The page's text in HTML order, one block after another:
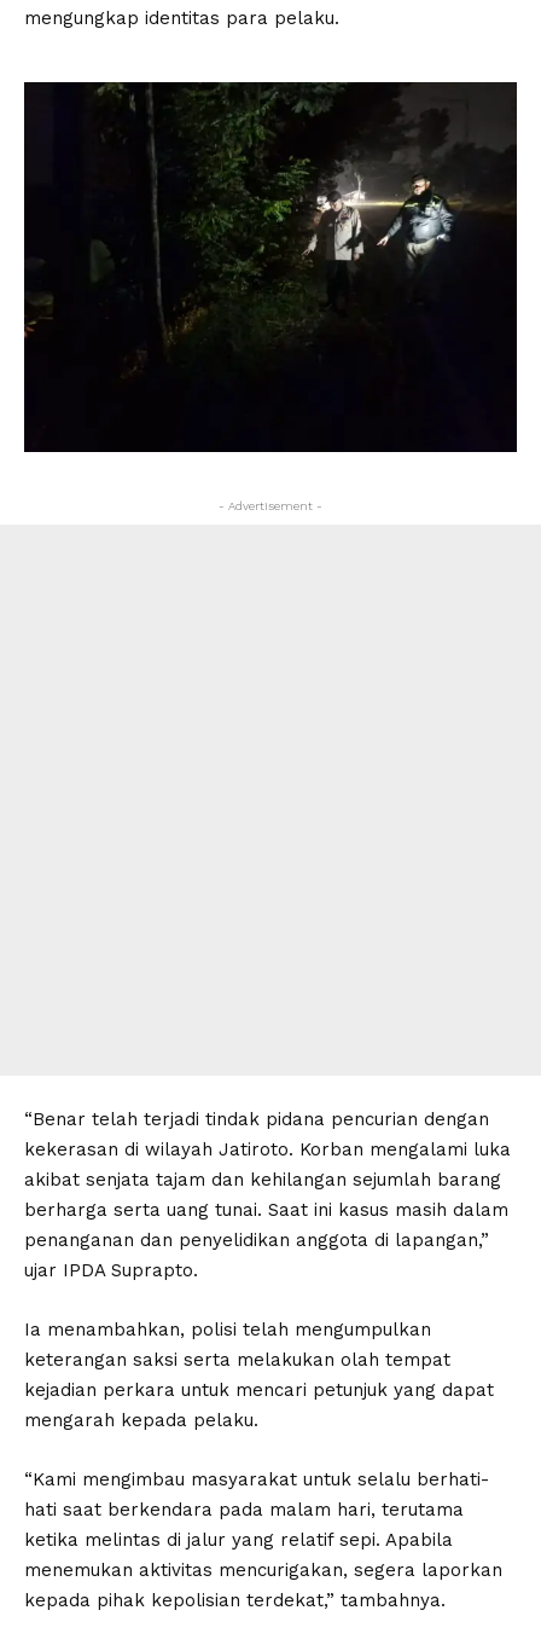
mengungkap identitas para pelaku.
- Advertisement -
“Benar telah terjadi tindak pidana pencurian dengan
kekerasan di wilayah Jatiroto. Korban mengalami luka
akibat senjata tajam dan kehilangan sejumlah barang
berharga serta uang tunai. Saat ini kasus masih dalam
penanganan dan penyelidikan anggota di lapangan,”
ujar IPDA Suprapto.
Ia menambahkan, polisi telah mengumpulkan
keterangan saksi serta melakukan olah tempat
kejadian perkara untuk mencari petunjuk yang dapat
mengarah kepada pelaku.
“Kami mengimbau masyarakat untuk selalu berhati-
hati saat berkendara pada malam hari, terutama
ketika melintas di jalur yang relatif sepi. Apabila
menemukan aktivitas mencurigakan, segera laporkan
kepada pihak kepolisian terdekat,” tambahnya.